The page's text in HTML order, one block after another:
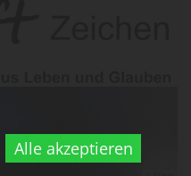
Alle akzeptieren